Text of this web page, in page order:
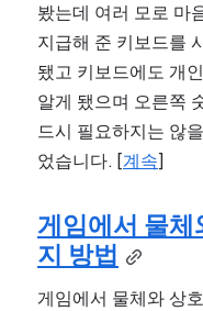
봤는데 여러 모로 마
지급해 준 키보드를
됐고 키보드에도 개
알게 됐으며 오른쪽
드시 필요하지는 않
었습니다. [계속]
게임에서 물체
지 방법
게임에서 물체와 상